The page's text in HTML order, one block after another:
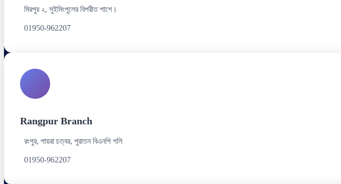
মিরপুর ২, সুইমিংপুলের বিপরীত পাশে।
01950-962207
Rangpur Branch
রংপুর, পায়রা চত্বর, পুরাতন বিএনপি গলি
01950-962207